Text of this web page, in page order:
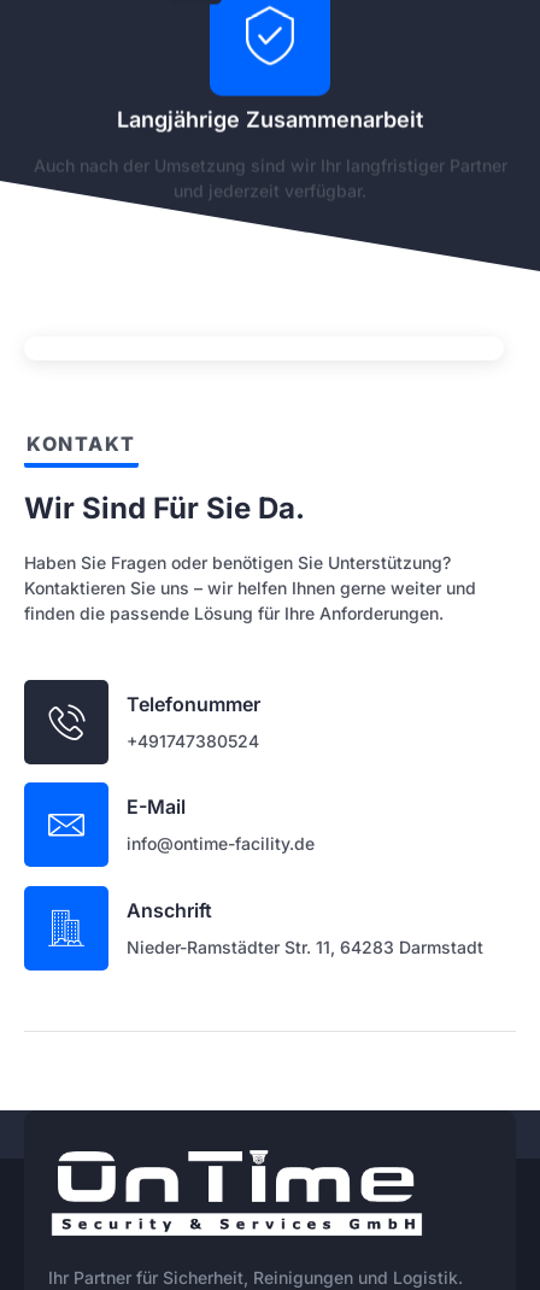
Langjährige Zusammenarbeit
Auch nach der Umsetzung sind wir Ihr langfristiger Partner
und jederzeit verfügbar.
KONTAKT
Wir Sind Für Sie Da.
Haben Sie Fragen oder benötigen Sie Unterstützung?
Kontaktieren Sie uns – wir helfen Ihnen gerne weiter und
finden die passende Lösung für Ihre Anforderungen.
Telefonummer
+491747380524
E-Mail
info@ontime-facility.de
Anschrift
Nieder-Ramstädter Str. 11, 64283 Darmstadt
Ihr Partner für Sicherheit, Reinigungen und Logistik.